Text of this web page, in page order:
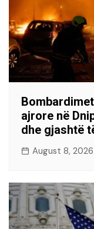
ajrore në
dhe gjashtë
August 8, 2026